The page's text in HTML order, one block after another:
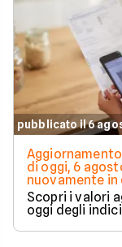
pubblicato il 6
Aggiornamento
di oggi, 6
nuovamente in
Scopri i valori
oggi degli indici